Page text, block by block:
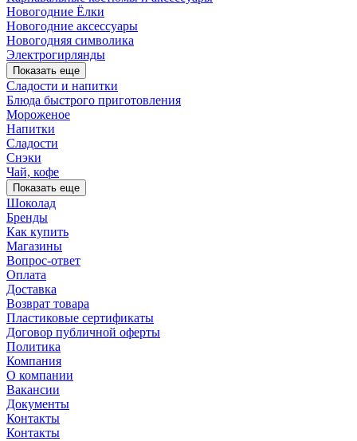
Новогодние Ёлки
Новогодние аксессуары
Новогодняя символика
Электрогирлянды
Показать еще
Сладости и напитки
Блюда быстрого приготовления
Мороженое
Напитки
Сладости
Снэки
Чай, кофе
Показать еще
Шоколад
Бренды
Как купить
Магазины
Вопрос-ответ
Оплата
Доставка
Возврат товара
Пластиковые сертификаты
Договор публичной оферты
Политика
Компания
О компании
Вакансии
Документы
Контакты
Контакты